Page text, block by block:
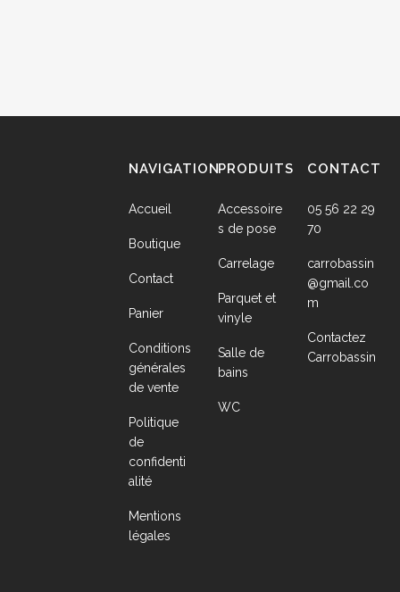
NAVIGATION
Accueil
Boutique
Contact
Panier
Conditions
générales
de vente
Politique
de
confidenti
alité
Mentions
légales
PRODUITS
Accessoire
s de pose
Carrelage
Parquet et
vinyle
Salle de
bains
WC
CONTACT
05 56 22 29
70
carrobassin
@gmail.co
m
Contactez
Carrobassin